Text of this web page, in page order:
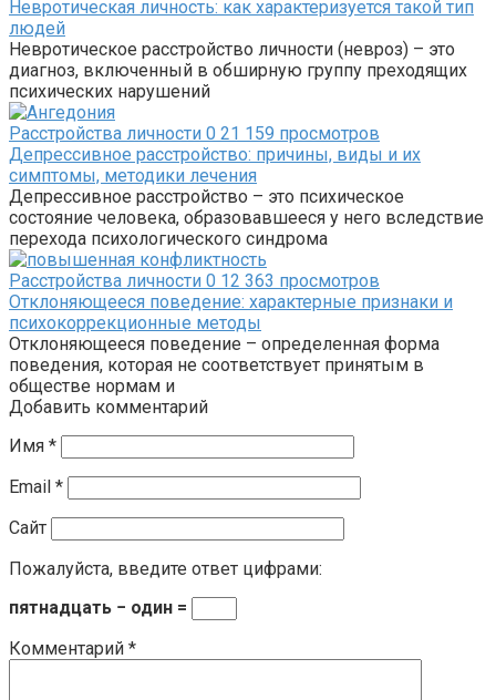
Невротическая личность: как характеризуется такой тип
людей
Невротическое расстройство личности (невроз) – это
диагноз, включенный в обширную группу преходящих
психических нарушений
Расстройства личности 0 21 159 просмотров
Депрессивное расстройство: причины, виды и их
симптомы, методики лечения
Депрессивное расстройство – это психическое
состояние человека, образовавшееся у него вследствие
перехода психологического синдрома
Расстройства личности 0 12 363 просмотров
Отклоняющееся поведение: характерные признаки и
психокоррекционные методы
Отклоняющееся поведение – определенная форма
поведения, которая не соответствует принятым в
обществе нормам и
Добавить комментарий
Имя *
Email *
Сайт
Пожалуйста, введите ответ цифрами:
пятнадцать − один =
Комментарий *